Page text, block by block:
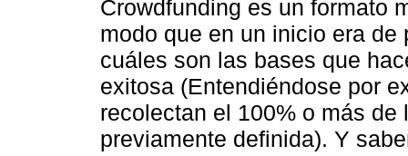
Crowdfunding es un formato
modo que en un inicio era
cuáles son las bases que
exitosa (Entendiéndose por
recolectan el 100% o más
previamente definida). Y